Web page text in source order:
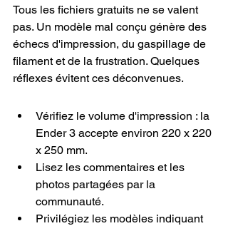
Tous les fichiers gratuits ne se valent
pas. Un modèle mal conçu génère des
échecs d'impression, du gaspillage de
filament et de la frustration. Quelques
réflexes évitent ces déconvenues.
Vérifiez le volume d'impression : la
Ender 3 accepte environ 220 x 220
x 250 mm.
Lisez les commentaires et les
photos partagées par la
communauté.
Privilégiez les modèles indiquant